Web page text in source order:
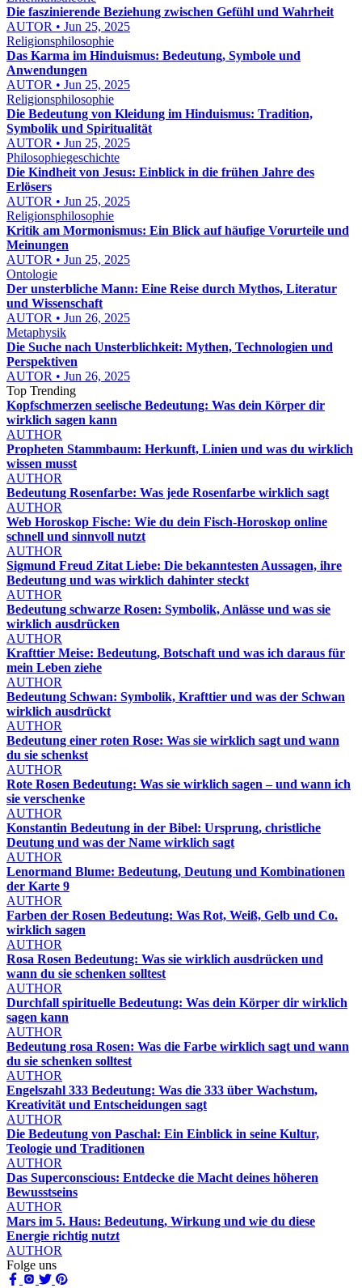
Die faszinierende Beziehung zwischen Gefühl und Wahrheit
AUTOR • Jun 25, 2025
Religionsphilosophie
Das Karma im Hinduismus: Bedeutung, Symbole und
Anwendungen
AUTOR • Jun 25, 2025
Religionsphilosophie
Die Bedeutung von Kleidung im Hinduismus: Tradition,
Symbolik und Spiritualität
AUTOR • Jun 25, 2025
Philosophiegeschichte
Die Kindheit von Jesus: Einblick in die frühen Jahre des
Erlösers
AUTOR • Jun 25, 2025
Religionsphilosophie
Kritik am Mormonismus: Ein Blick auf häufige Vorurteile und
Meinungen
AUTOR • Jun 25, 2025
Ontologie
Der unsterbliche Mann: Eine Reise durch Mythos, Literatur
und Wissenschaft
AUTOR • Jun 26, 2025
Metaphysik
Die Suche nach Unsterblichkeit: Mythen, Technologien und
Perspektiven
AUTOR • Jun 26, 2025
Top Trending
Kopfschmerzen seelische Bedeutung: Was dein Körper dir
wirklich sagen kann
AUTHOR
Propheten Stammbaum: Herkunft, Linien und was du wirklich
wissen musst
AUTHOR
Bedeutung Rosenfarbe: Was jede Rosenfarbe wirklich sagt
AUTHOR
Web Horoskop Fische: Wie du dein Fisch-Horoskop online
schnell und sinnvoll nutzt
AUTHOR
Sigmund Freud Zitat Liebe: Die bekanntesten Aussagen, ihre
Bedeutung und was wirklich dahinter steckt
AUTHOR
Bedeutung schwarze Rosen: Symbolik, Anlässe und was sie
wirklich ausdrücken
AUTHOR
Krafttier Meise: Bedeutung, Botschaft und was ich daraus für
mein Leben ziehe
AUTHOR
Bedeutung Schwan: Symbolik, Krafttier und was der Schwan
wirklich ausdrückt
AUTHOR
Bedeutung einer roten Rose: Was sie wirklich sagt und wann
du sie schenkst
AUTHOR
Rote Rosen Bedeutung: Was sie wirklich sagen – und wann ich
sie verschenke
AUTHOR
Konstantin Bedeutung in der Bibel: Ursprung, christliche
Deutung und was der Name wirklich sagt
AUTHOR
Lenormand Blume: Bedeutung, Deutung und Kombinationen
der Karte 9
AUTHOR
Farben der Rosen Bedeutung: Was Rot, Weiß, Gelb und Co.
wirklich sagen
AUTHOR
Rosa Rosen Bedeutung: Was sie wirklich ausdrücken und
wann du sie schenken solltest
AUTHOR
Durchfall spirituelle Bedeutung: Was dein Körper dir wirklich
sagen kann
AUTHOR
Bedeutung rosa Rosen: Was die Farbe wirklich sagt und wann
du sie schenken solltest
AUTHOR
Engelszahl 333 Bedeutung: Was die 333 über Wachstum,
Kreativität und Entscheidungen sagt
AUTHOR
Die Bedeutung von Paschal: Ein Einblick in seine Kultur,
Teologie und Traditionen
AUTHOR
Das Superconscious: Entdecke die Macht deines höheren
Bewusstseins
AUTHOR
Mars im 5. Haus: Bedeutung, Wirkung und wie du diese
Energie richtig nutzt
AUTHOR
Folge uns